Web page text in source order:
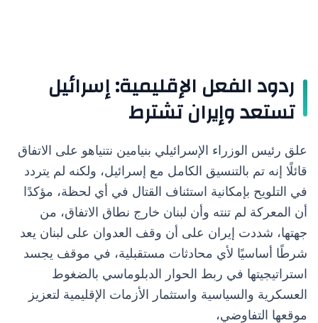
ردود الفعل الإقليمية: إسرائيل
تستعد وإيران تشترط
علق رئيس الوزراء الإسرائيلي بنيامين نتنياهو على الاتفاق
قائلًا إنه تم بالتنسيق الكامل مع إسرائيل، ولكنه لم يتردد
في التلويح بإمكانية استئناف القتال في أي لحظة، مؤكدًا
أن المعركة لم تنته وأن لبنان خارج نطاق الاتفاق، من
جهتها، شددت إيران على أن وقف العدوان على لبنان يعد
شرطًا أساسيًا لأي محادثات مستقبلية، في موقف يجسد
استراتيجيتها في ربط الحوار الدبلوماسي بالضغوط
العسكرية والسياسية واستثمار الأزمات الإقليمية لتعزيز
موقعها التفاوضي،